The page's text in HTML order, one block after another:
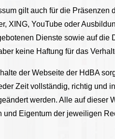
gilt auch für die
XING, YouTube oder
Dienste sowie auf die
keine Haftung für das
der Webseite der HdBA
Zeit vollständig, richtig und
werden. Alle auf dieser
und Eigentum der jeweiligen